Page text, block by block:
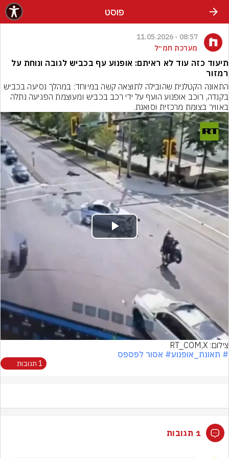
פוסט
08:57 - 11.05.2026
מערכת חמ״ל
תיעוד כזה עוד לא ראיתם: אופנוע עף בכביש לגובה ונוחת על
רמזור
באוויר בצומת מרכזית וסואנת.
Play
צילום: RT_COM,X
# תאונת_אופנוע# אסור לפספס
1 תגובות
1 תגובות